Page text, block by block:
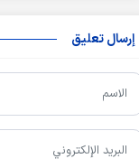
إرسال تعليق